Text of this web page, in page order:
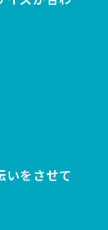
いをさせて